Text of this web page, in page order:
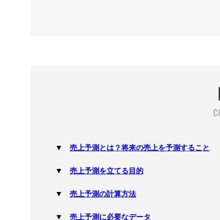
売上予測とは？将来の売上を予測すること
売上予測を立てる目的
売上予測の計算方法
売上予測に必要なデータ